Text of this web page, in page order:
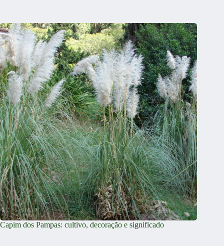
Capim dos Pampas: cultivo, decoração e significado